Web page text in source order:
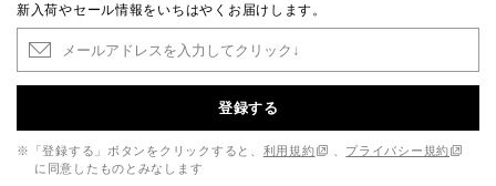
新入荷やセール情報をいちはやくお届けします。
登録する
※「登録する」ボタンをクリックすると、 利用規約
プライバシー規約
に同意したものとみなします